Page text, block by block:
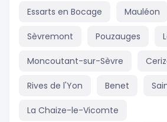
Essarts en Bocage Mauléon
Sèvremont Pouzauges
Moncoutant-sur-Sèvre
Rives de l'Yon Benet
La Chaize-le-Vicomte